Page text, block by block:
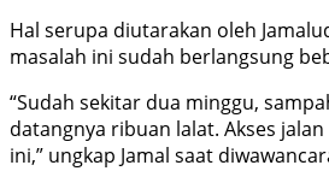
Hal serupa diutarakan oleh
masalah ini sudah berlangsung
“Sudah sekitar dua minggu,
datangnya ribuan lalat. Akses
ini,” ungkap Jamal saat